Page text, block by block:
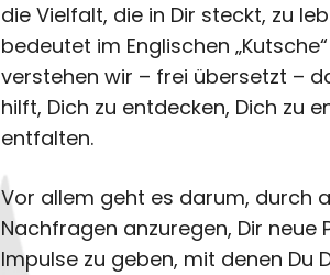
die Vielfalt, die in Dir steckt, zu
bedeutet im Englischen
verstehen wir – frei übersetzt –
hilft, Dich zu entdecken, Dich zu
entfalten.
Vor allem geht es darum, durch
Nachfragen anzuregen, Dir neue
Impulse zu geben, mit denen Du